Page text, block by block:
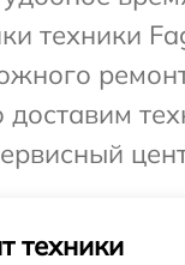
техники
доставим
техники